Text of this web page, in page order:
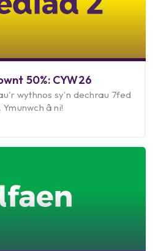
50%: CYW26
wythnos sy'n dechrau 7fed
Ymunwch â ni!